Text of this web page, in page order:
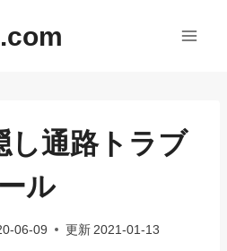
し通路トラブ
ール
06-09 更新 2021-01-13